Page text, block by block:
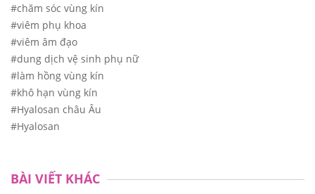
#chăm sóc vùng kín
#viêm phụ khoa
#viêm âm đạo
#dung dịch vệ sinh phụ nữ
#làm hồng vùng kín
#khô hạn vùng kín
#Hyalosan châu Âu
#Hyalosan
BÀI VIẾT KHÁC